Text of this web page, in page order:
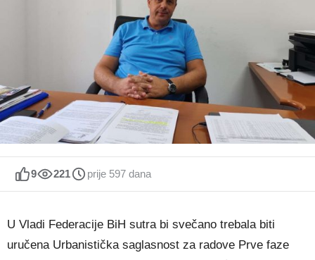
9 221 prije 597 dana
U Vladi Federacije BiH sutra bi svečano trebala biti
uručena Urbanistička saglasnost za radove Prve faze